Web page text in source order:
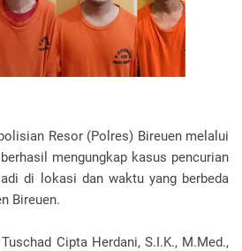
Resor (Polres) Bireuen melalui
mengungkap kasus pencurian
di lokasi dan waktu yang berbeda
Bireuen.
Cipta Herdani, S.I.K., M.Med.,